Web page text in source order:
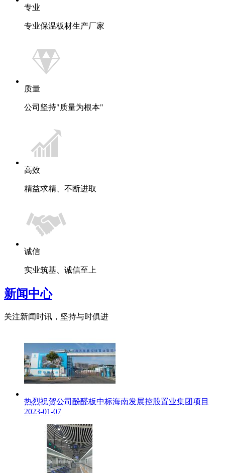
专业
专业保温板材生产厂家
质量
公司坚持"质量为根本"
高效
精益求精、不断进取
诚信
实业筑基、诚信至上
新闻中心
关注新闻时讯，坚持与时俱进
热烈祝贺公司酚醛板中标海南发展控股置业集团项目
2023-01-07